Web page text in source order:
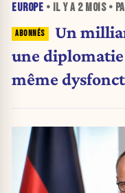
EUROPE • IL Y A 2 MOIS•
Un
une
même